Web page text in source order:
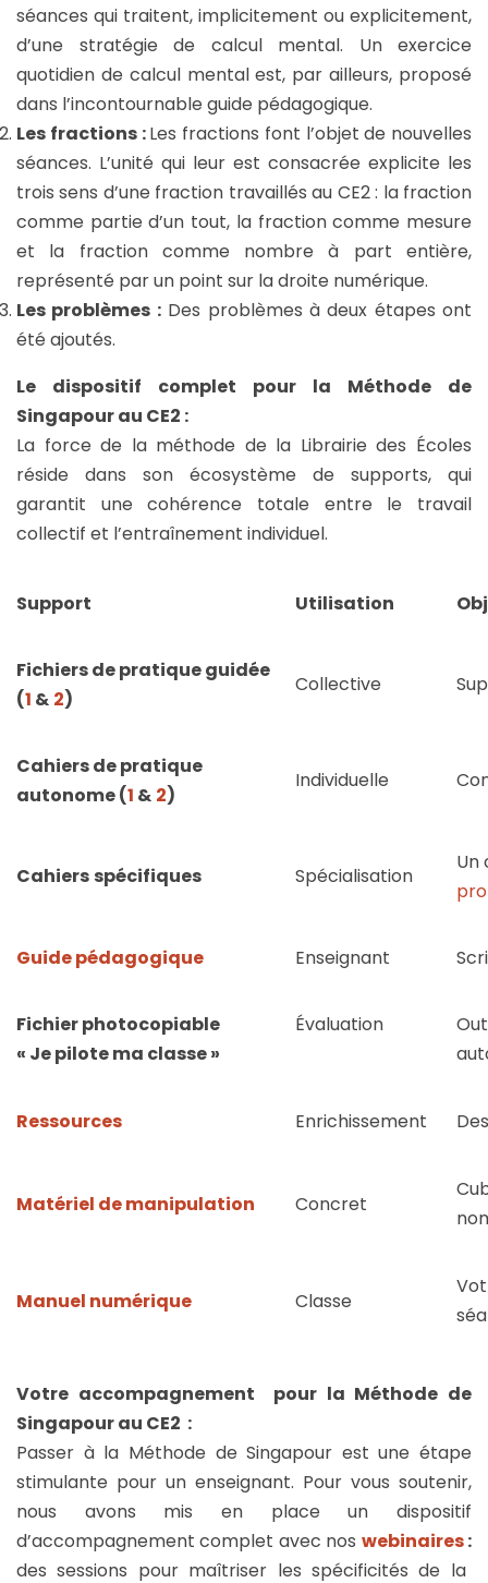
séances qui traitent, implicitement ou explicitement,
d’une stratégie de calcul mental. Un exercice
quotidien de calcul mental est, par ailleurs, proposé
dans l’incontournable guide pédagogique.
Les fractions :Les fractions font l’objet de nouvelles
séances. L’unité qui leur est consacrée explicite les
trois sens d’une fraction travaillés au CE2 : la fraction
comme partie d’un tout, la fraction comme mesure
et la fraction comme nombre à part entière,
représenté par un point sur la droite numérique.
Les problèmes :Des problèmes à deux étapes ont
été ajoutés.
Le dispositif complet pour la Méthode de
Singapour au CE2 :
La force de la méthode de la Librairie des Écoles
réside dans son écosystème de supports, qui
garantit une cohérence totale entre le travail
collectif et l’entraînement individuel.
Support Utilisation
Fichiers de pratique guidée
(1 & 2)
Collective
Cahiers de pratique
autonome (1 & 2)
Individuelle
Cahiers spécifiques Spécialisation
Un
Guide pédagogique Enseignant
Fichier photocopiable
« Je pilote ma classe »
Évaluation
Ressources Enrichissement
Matériel de manipulation Concret
Manuel numérique Classe
Votre accompagnement pour la Méthode de
Singapour au CE2 :
Passer à la Méthode de Singapour est une étape
stimulante pour un enseignant. Pour vous soutenir,
nous avons mis en place un dispositif
d’accompagnement complet avec nos webinaires:
des sessions pour maîtriser les spécificités de la